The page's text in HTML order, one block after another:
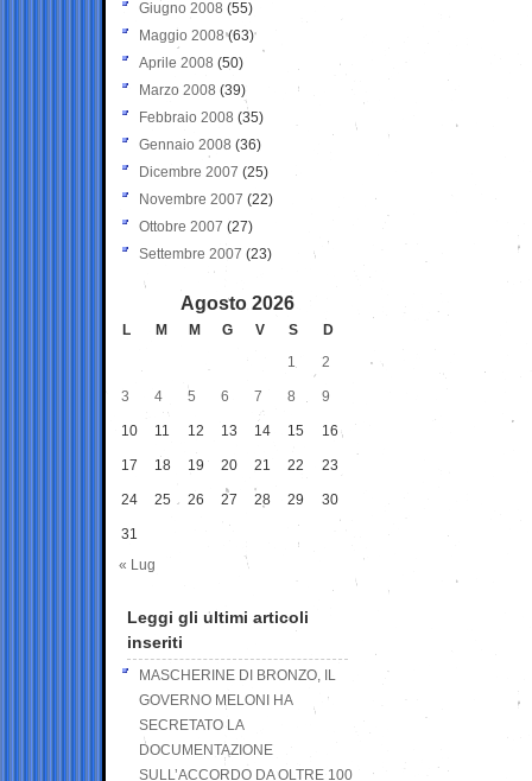
Giugno 2008 (55)
Maggio 2008(63)
Aprile 2008 (50)
Marzo 2008 (39)
Febbraio 2008 (35)
Gennaio 2008 (36)
Dicembre 2007 (25)
Novembre 2007 (22)
Ottobre 2007 (27)
Settembre 2007 (23)
Agosto 2026
L M M G V S
D
1
2
3 4 5 6 7 8 9
10 11 12 13 14 15 16
17 18 19 20 21 22 23
24 25 26 27 28 29 30
31
« Lug
Leggi gli ultimi articoli
inseriti
MASCHERINE DI BRONZO, IL
GOVERNO MELONI HA
SECRETATO LA
DOCUMENTAZIONE
SULL’ACCORDO DA OLTRE 100